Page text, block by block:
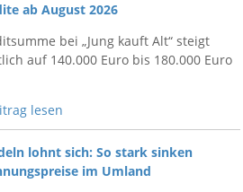
ab August 2026
bei „Jung kauft Alt“ steigt
auf 140.000 Euro bis 180.000 Euro
lesen
lohnt sich: So stark sinken
im Umland